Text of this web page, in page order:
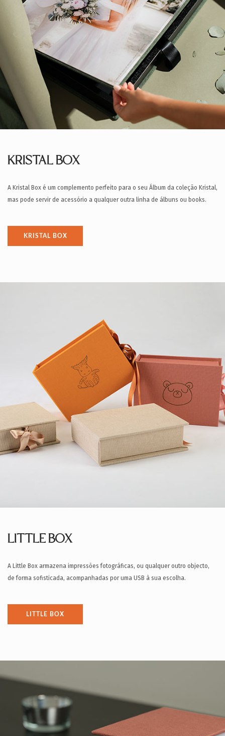
KRISTAL BOX
A Kristal Box é um complemento perfeito para o seu Álbum da coleção Kristal,
mas pode servir de acessório a qualquer outra linha de álbuns ou books.
KRISTAL BOX
LITTLE BOX
A Little Box armazena impressões fotográficas, ou qualquer outro objecto,
de forma sofisticada, acompanhadas por uma USB à sua escolha.
LITTLE BOX